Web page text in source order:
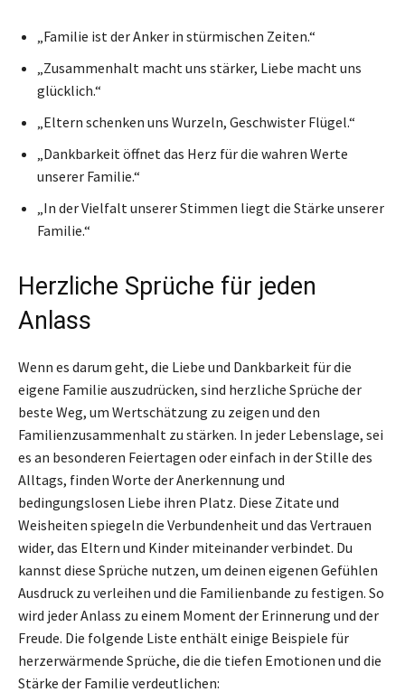
„Familie ist der Anker in stürmischen Zeiten.“
„Zusammenhalt macht uns stärker, Liebe macht uns
glücklich.“
„Eltern schenken uns Wurzeln, Geschwister Flügel.“
„Dankbarkeit öffnet das Herz für die wahren Werte
unserer Familie.“
„In der Vielfalt unserer Stimmen liegt die Stärke unserer
Familie.“
Herzliche Sprüche für jeden
Anlass
Wenn es darum geht, die Liebe und Dankbarkeit für die
eigene Familie auszudrücken, sind herzliche Sprüche der
beste Weg, um Wertschätzung zu zeigen und den
Familienzusammenhalt zu stärken. In jeder Lebenslage, sei
es an besonderen Feiertagen oder einfach in der Stille des
Alltags, finden Worte der Anerkennung und
bedingungslosen Liebe ihren Platz. Diese Zitate und
Weisheiten spiegeln die Verbundenheit und das Vertrauen
wider, das Eltern und Kinder miteinander verbindet. Du
kannst diese Sprüche nutzen, um deinen eigenen Gefühlen
Ausdruck zu verleihen und die Familienbande zu festigen. So
wird jeder Anlass zu einem Moment der Erinnerung und der
Freude. Die folgende Liste enthält einige Beispiele für
herzerwärmende Sprüche, die die tiefen Emotionen und die
Stärke der Familie verdeutlichen: